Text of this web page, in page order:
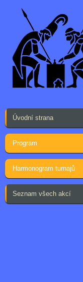
Úvodní strana
Program
Harmonogram turnajů
Seznam všech akcí